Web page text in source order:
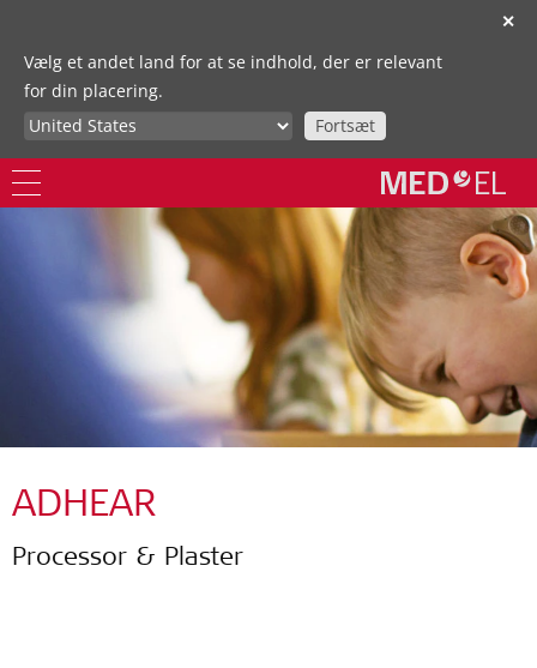
✕
Vælg et andet land for at se indhold, der er relevant
for din placering.
Fortsæt
ADHEAR
Processor & Plaster